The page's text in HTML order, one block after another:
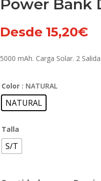
Power Bank
Desde 15,20€
5000 mAh. Carga Solar. 2
Color : NATURAL
NATURAL
Talla
S/T